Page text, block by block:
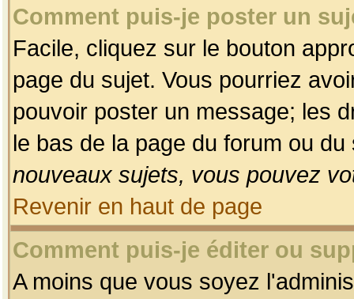
Comment puis-je poster un
Facile, cliquez sur le bouton
page du sujet. Vous pourriez
pouvoir poster un message; les
le bas de la page du forum ou
nouveaux sujets, vous pouvez
Revenir en haut de page
Comment puis-je éditer ou
A moins que vous soyez